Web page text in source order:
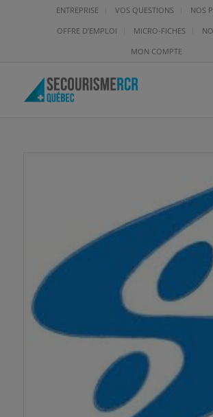
ENTREPRISE VOS QUESTIONS
NOS
OFFRE D’EMPLOI
MICRO-FICHES
MON COMPTE